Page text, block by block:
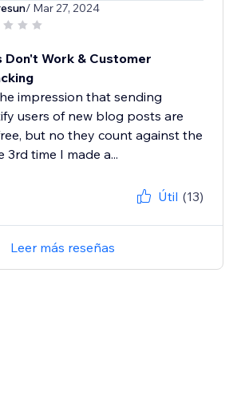
/ Mar 27, 2024
Don't Work & Customer
impression that sending
users of new blog posts are
but no they count against the
3rd time I made a...
Útil (13)
Leer más reseñas